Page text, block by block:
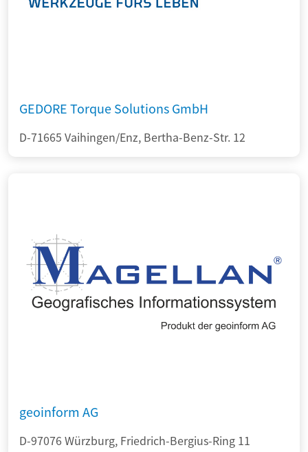
GEDORE Torque Solutions GmbH
D-71665 Vaihingen/Enz, Bertha-Benz-Str. 12
geoinform AG
D-97076 Würzburg, Friedrich-Bergius-Ring 11